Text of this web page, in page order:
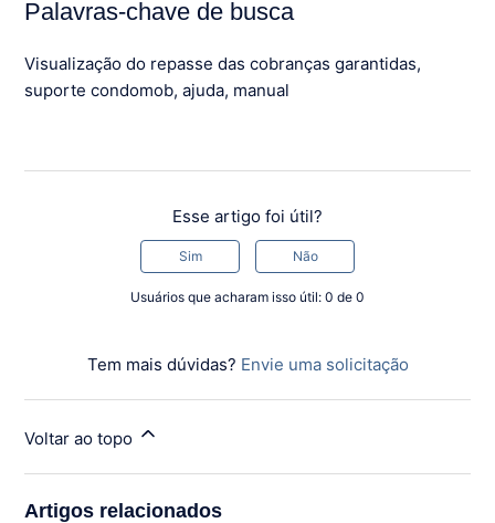
Palavras-chave de busca
Visualização do repasse das cobranças garantidas,
suporte condomob, ajuda, manual
Esse artigo foi útil?
Sim Não
Usuários que acharam isso útil: 0 de 0
Tem mais dúvidas? Envie uma solicitação
Voltar ao topo
Artigos relacionados